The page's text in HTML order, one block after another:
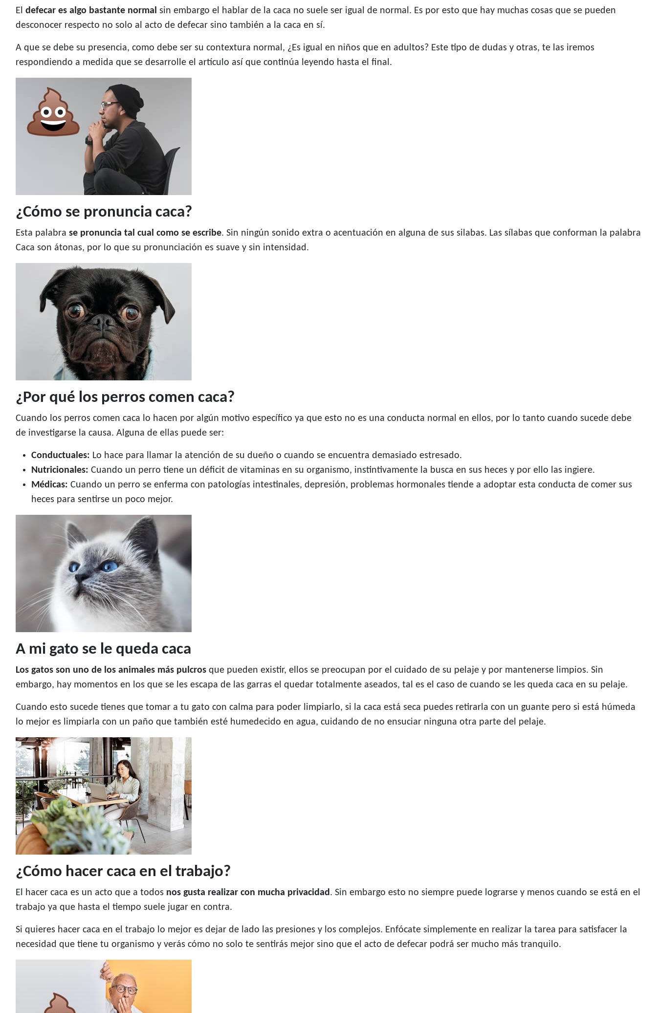
El defecar es algo bastante normal sin embargo el hablar de la caca no suele ser igual de normal. Es por esto que hay muchas cosas que se pueden
desconocer respecto no solo al acto de defecar sino también a la caca en sí.
A que se debe su presencia, como debe ser su contextura normal, ¿Es igual en niños que en adultos? Este tipo de dudas y otras, te las iremos
respondiendo a medida que se desarrolle el artículo así que continúa leyendo hasta el final.
¿Cómo se pronuncia caca?
Esta palabra se pronuncia tal cual como se escribe. Sin ningún sonido extra o acentuación en alguna de sus silabas. Las sílabas que conforman la palabra
Caca son átonas, por lo que su pronunciación es suave y sin intensidad.
¿Por qué los perros comen caca?
Cuando los perros comen caca lo hacen por algún motivo específico ya que esto no es una conducta normal en ellos, por lo tanto cuando sucede debe
de investigarse la causa. Alguna de ellas puede ser:
Conductuales: Lo hace para llamar la atención de su dueño o cuando se encuentra demasiado estresado.
Nutricionales: Cuando un perro tiene un déficit de vitaminas en su organismo, instintivamente la busca en sus heces y por ello las ingiere.
Médicas: Cuando un perro se enferma con patologías intestinales, depresión, problemas hormonales tiende a adoptar esta conducta de comer sus
heces para sentirse un poco mejor.
A mi gato se le queda caca
Los gatos son uno de los animales más pulcros que pueden existir, ellos se preocupan por el cuidado de su pelaje y por mantenerse limpios. Sin
embargo, hay momentos en los que se les escapa de las garras el quedar totalmente aseados, tal es el caso de cuando se les queda caca en su pelaje.
Cuando esto sucede tienes que tomar a tu gato con calma para poder limpiarlo, si la caca está seca puedes retirarla con un guante pero si está húmeda
lo mejor es limpiarla con un paño que también esté humedecido en agua, cuidando de no ensuciar ninguna otra parte del pelaje.
¿Cómo hacer caca en el trabajo?
El hacer caca es un acto que a todos nos gusta realizar con mucha privacidad. Sin embargo esto no siempre puede lograrse y menos cuando se está en el
trabajo ya que hasta el tiempo suele jugar en contra.
Si quieres hacer caca en el trabajo lo mejor es dejar de lado las presiones y los complejos. Enfócate simplemente en realizar la tarea para satisfacer la
necesidad que tiene tu organismo y verás cómo no solo te sentirás mejor sino que el acto de defecar podrá ser mucho más tranquilo.